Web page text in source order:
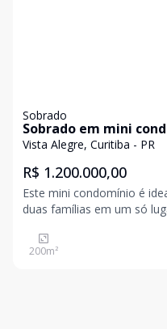
Sobrado
Sobrado em mini
Bairro Vista Alegre - à
Vista Alegre, Curitiba - PR
R$ 1.200.000,00
Este mini condomínio é
duas famílias em um só
sem abrir mão da individualidade. No
uma área de lazer
200m²